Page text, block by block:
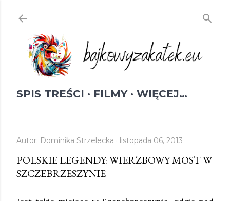
SPIS TREŚCI FILMY WIĘCEJ…
Autor: Dominika Strzelecka listopada 06, 2013
POLSKIE LEGENDY: WIERZBOWY MOST W
SZCZEBRZESZYNIE